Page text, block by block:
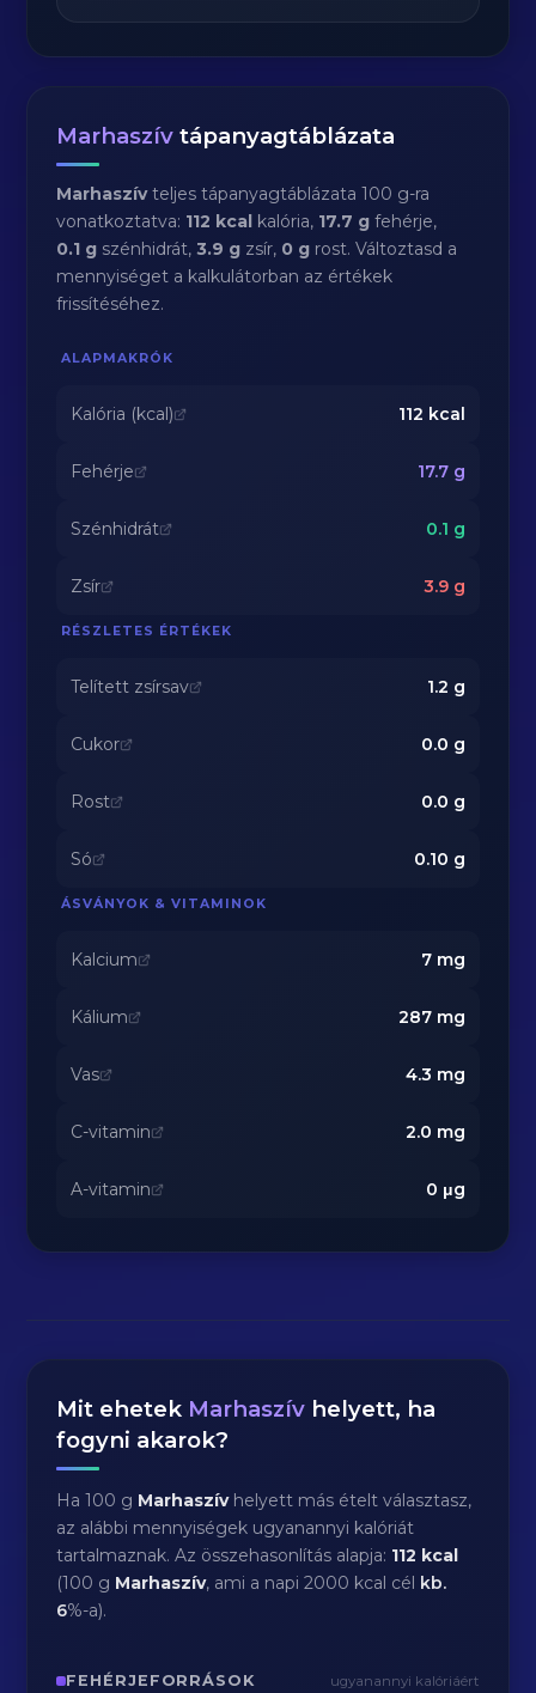
Marhaszív tápanyagtáblázata
Marhaszívteljes tápanyagtáblázata 100 g-ra
vonatkoztatva: 112 kcal kalória, 17.7 g fehérje,
0.1 g szénhidrát,3.9 g zsír, 0 g rost. Változtasd a
mennyiséget a kalkulátorban az értékek
frissítéséhez.
ALAPMAKRÓK
Kalória (kcal) 112 kcal
Fehérje 17.7g
Szénhidrát 0.1 g
Zsír 3.9g
RÉSZLETES ÉRTÉKEK
Telített zsírsav 1.2 g
Cukor 0.0 g
Rost 0.0 g
Só 0.10 g
ÁSVÁNYOK & VITAMINOK
Kalcium 7mg
Kálium 287mg
Vas 4.3 mg
C-vitamin 2.0 mg
A-vitamin 0 μg
Mit ehetek Marhaszív helyett, ha
fogyni akarok?
Ha 100 g Marhaszívhelyett más ételt választasz,
az alábbi mennyiségek ugyanannyi kalóriát
tartalmaznak. Az összehasonlítás alapja: 112 kcal
(100 g Marhaszív, ami a napi 2000 kcal cél kb.
6%-a).
FEHÉRJEFORRÁSOK ugyanannyi kalóriáért